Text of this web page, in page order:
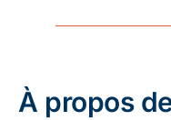
À propos